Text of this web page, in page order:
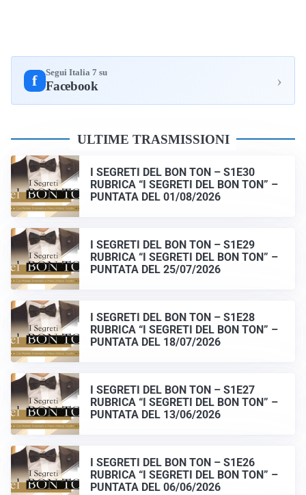
f Segui Italia 7 su
Facebook ›
ULTIME TRASMISSIONI
I SEGRETI DEL BON TON – S1E30
RUBRICA “I SEGRETI DEL BON TON” –
PUNTATA DEL 01/08/2026
I SEGRETI DEL BON TON – S1E29
RUBRICA “I SEGRETI DEL BON TON” –
PUNTATA DEL 25/07/2026
I SEGRETI DEL BON TON – S1E28
RUBRICA “I SEGRETI DEL BON TON” –
PUNTATA DEL 18/07/2026
I SEGRETI DEL BON TON – S1E27
RUBRICA “I SEGRETI DEL BON TON” –
PUNTATA DEL 13/06/2026
I SEGRETI DEL BON TON – S1E26
RUBRICA “I SEGRETI DEL BON TON” –
PUNTATA DEL 06/06/2026